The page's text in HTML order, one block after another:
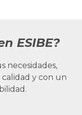
ESIBE?
necesidades,
y con un